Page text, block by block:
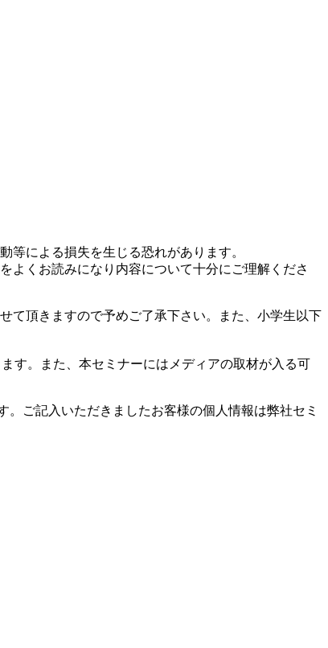
による損失を生じる恐れがあります。
よくお読みになり内容について十分にご理解くださ
て頂きますので予めご了承下さい。また、小学生以下
す。また、本セミナーにはメディアの取材が入る可
。ご記入いただきましたお客様の個人情報は弊社セミ